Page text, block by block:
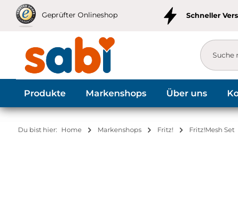
Hauptinhalt springen
Zur Suche springen
Zur Hauptnavigation springen
Geprüfter Onlineshop Schneller
Produkte Markenshops Über uns
Du bist hier: Home Markenshops Fritz! Fritz!Mesh Set